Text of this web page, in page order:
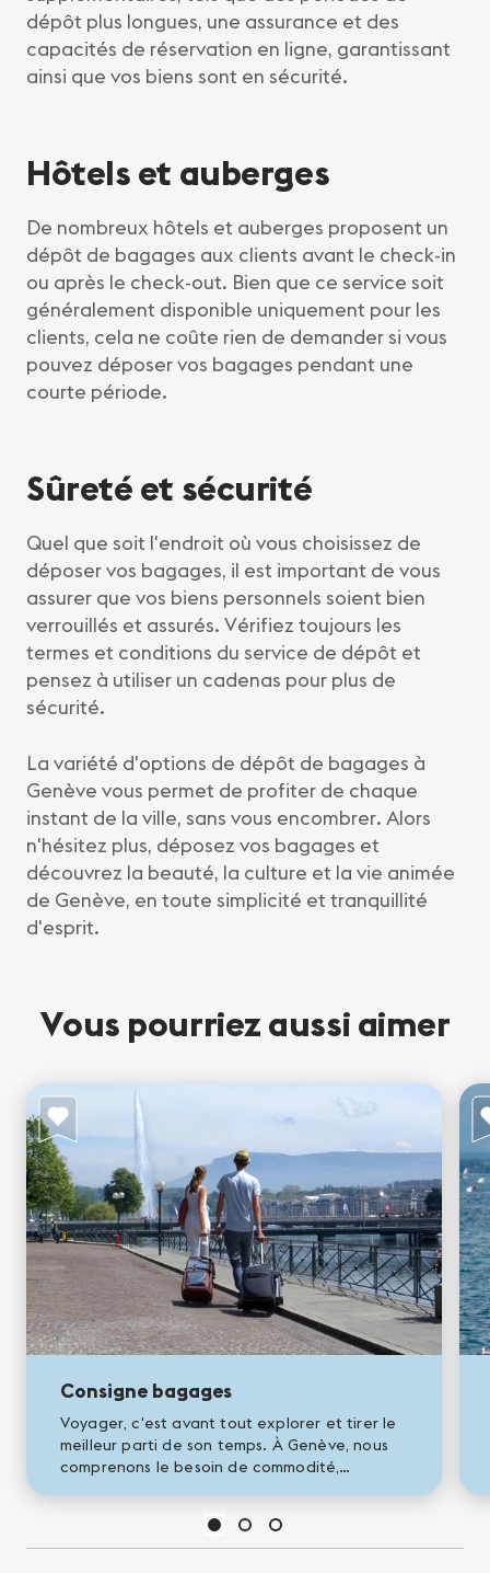
dépôt plus longues, une assurance et des
capacités de réservation en ligne, garantissant
ainsi que vos biens sont en sécurité.
Hôtels et auberges
De nombreux hôtels et auberges proposent un
dépôt de bagages aux clients avant le check-in
ou après le check-out. Bien que ce service soit
généralement disponible uniquement pour les
clients, cela ne coûte rien de demander si vous
pouvez déposer vos bagages pendant une
courte période.
Sûreté et sécurité
Quel que soit l'endroit où vous choisissez de
déposer vos bagages, il est important de vous
assurer que vos biens personnels soient bien
verrouillés et assurés. Vérifiez toujours les
termes et conditions du service de dépôt et
pensez à utiliser un cadenas pour plus de
sécurité.
La variété d'options de dépôt de bagages à
Genève vous permet de profiter de chaque
instant de la ville, sans vous encombrer. Alors
n'hésitez plus, déposez vos bagages et
découvrez la beauté, la culture et la vie animée
de Genève, en toute simplicité et tranquillité
d'esprit.
Vous pourriez aussi aimer
Consigne bagages
Voyager, c'est avant tout explorer et tirer le
meilleur parti de son temps. À Genève, nous
comprenons le besoin de commodité,
bagages. Que vous veniez d'arriver...